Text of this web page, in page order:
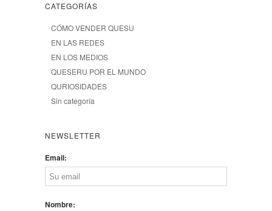
CATEGORÍAS
CÓMO VENDER QUESU
EN LAS REDES
EN LOS MEDIOS
QUESERU POR EL MUNDO
QURIOSIDADES
Sin categoría
NEWSLETTER
Email:
Nombre: